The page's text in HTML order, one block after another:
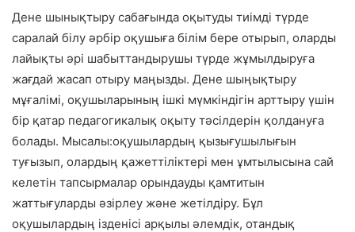
Дене шынықтыру сабағында оқытуды тиімді түрде
саралай білу әрбір оқушыға білім бере отырып, оларды
лайықты әрі шабыттандырушы түрде жұмылдыруға
жағдай жасап отыру маңызды. Дене шыңықтыру
мұғалімі, оқушыларының ішкі мүмкіндігін арттыру үшін
бір қатар педагогикалық оқыту тәсілдерін қолдануға
болады. Мысалы:оқушылардың қызығушылығын
туғызып, олардың қажеттіліктері мен ұмтылысына сай
келетін тапсырмалар орындауды қамтитын
жаттығуларды әзірлеу және жетілдіру. Бұл
оқушылардың ізденісі арқылы әлемдік, отандық